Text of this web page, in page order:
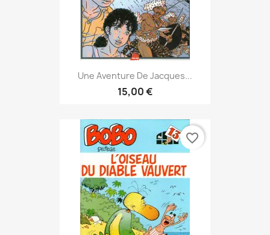
Une Aventure De Jacques...
15,00 €
favorite_border